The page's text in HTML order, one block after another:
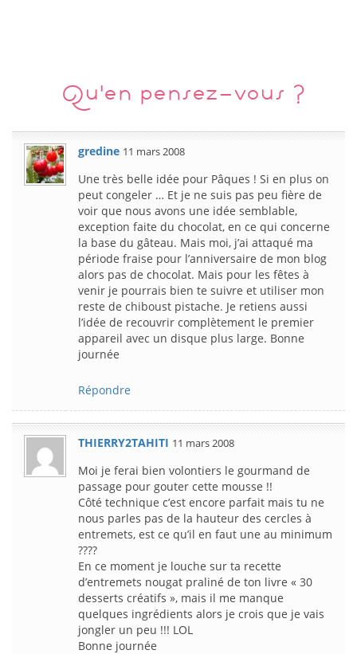
Qu'en pensez-vous ?
gredine 11 mars 2008
Une très belle idée pour Pâques ! Si en plus on
peut congeler … Et je ne suis pas peu fière de
voir que nous avons une idée semblable,
exception faite du chocolat, en ce qui concerne
la base du gâteau. Mais moi, j’ai attaqué ma
période fraise pour l’anniversaire de mon blog
alors pas de chocolat. Mais pour les fêtes à
venir je pourrais bien te suivre et utiliser mon
reste de chiboust pistache. Je retiens aussi
l’idée de recouvrir complètement le premier
appareil avec un disque plus large. Bonne
journée
Répondre
THIERRY2TAHITI 11 mars 2008
Moi je ferai bien volontiers le gourmand de
passage pour gouter cette mousse !!
Côté technique c’est encore parfait mais tu ne
nous parles pas de la hauteur des cercles à
entremets, est ce qu’il en faut une au minimum
????
En ce moment je louche sur ta recette
d’entremets nougat praliné de ton livre « 30
desserts créatifs », mais il me manque
quelques ingrédients alors je crois que je vais
jongler un peu !!! LOL
Bonne journée